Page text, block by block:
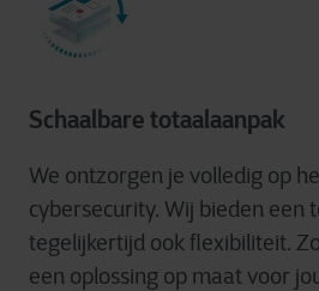
Schaalbare totaalaanpak
We ontzorgen je volledig op
cybersecurity. Wij bieden een
tegelijkertijd ook flexibiliteit.
een oplossing op maat voor